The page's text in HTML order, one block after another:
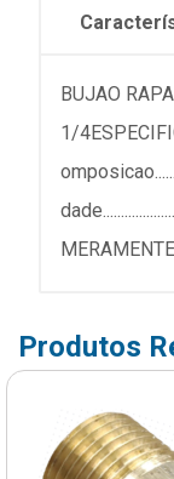
BUJAO
1/
Produtos